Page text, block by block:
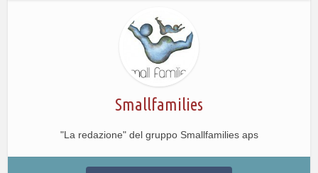
Smallfamilies
"La redazione" del gruppo Smallfamilies aps